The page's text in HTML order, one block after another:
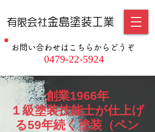
有限会社金島塗装工業
お問い合わせはこちらからどうぞ
0479-22-5924
創業1966年
１級塗装技能士が仕上げ
る59年続く塗装（ペン